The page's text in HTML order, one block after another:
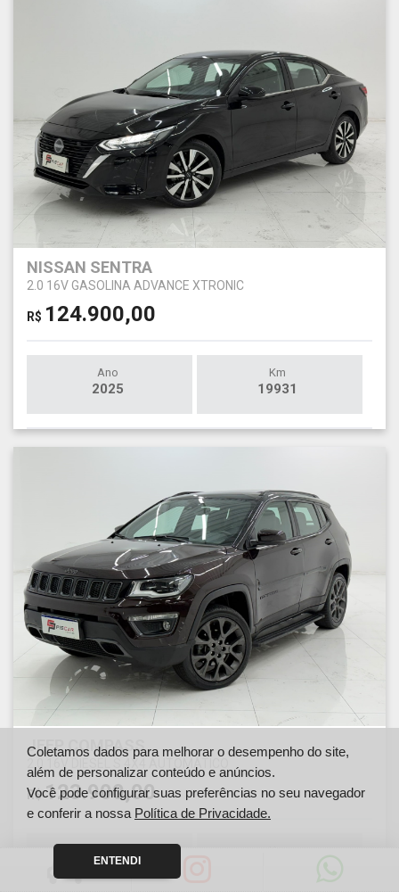
NISSAN SENTRA
2.0 16V GASOLINA ADVANCE XTRONIC
R$ 124.900,00
Ano
2025
Km
19931
JEEP COMPASS
2.0 16V DIESEL S 4X4 AUTOMÁTICO
R$123.900,00
2020
Coletamos dados para melhorar o desempenho do site,
além de personalizar conteúdo e anúncios.
Você pode configurar suas preferências no seu navegador
e conferir a nossa Política de Privacidade.
ENTENDI